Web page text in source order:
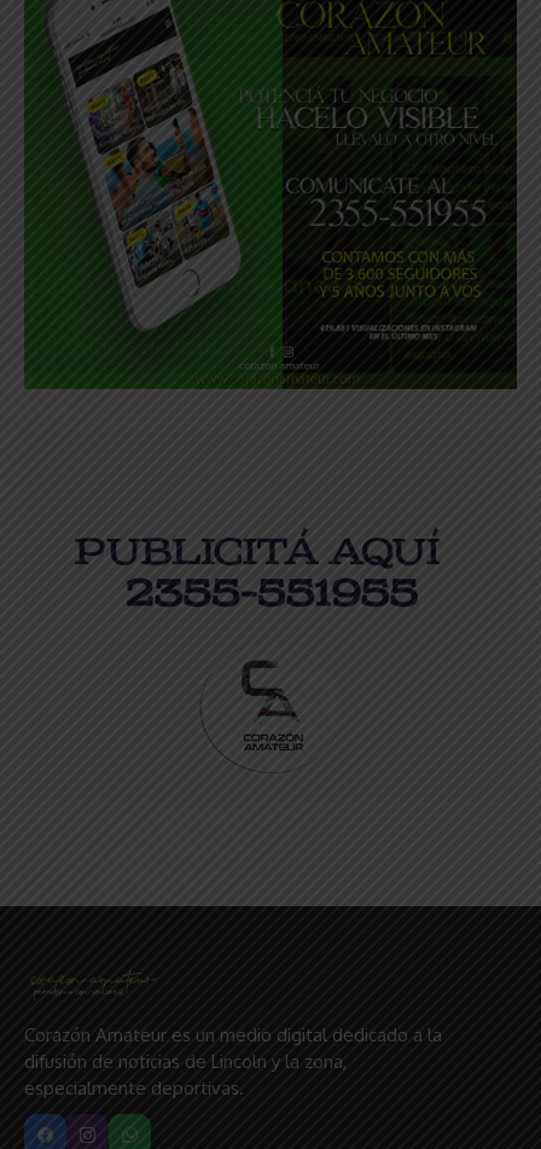
Corazón Amateur es un medio digital dedicado a la
difusión de noticias de Lincoln y la zona,
especialmente deportivas.